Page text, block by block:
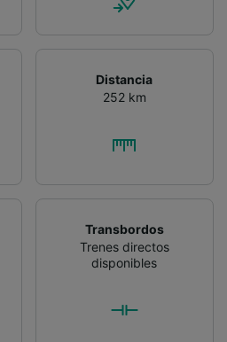
Distancia
252 km
Transbordos
Trenes directos
disponibles